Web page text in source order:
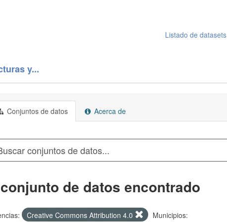
Listado de datasets
y...
Conjuntos de datos Acerca de
de datos encontrado
Creative Commons Attribution 4.0
Municipios: